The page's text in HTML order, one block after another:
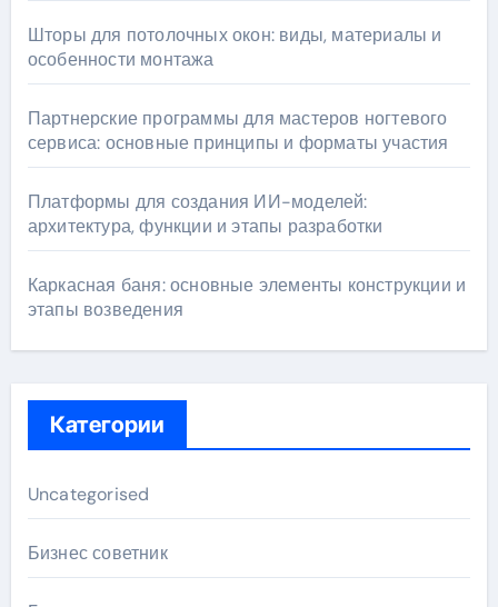
Шторы для потолочных окон: виды, материалы и
особенности монтажа
Партнерские программы для мастеров ногтевого
сервиса: основные принципы и форматы участия
Платформы для создания ИИ-моделей:
архитектура, функции и этапы разработки
Каркасная баня: основные элементы конструкции и
этапы возведения
Категории
Uncategorised
Бизнес советник